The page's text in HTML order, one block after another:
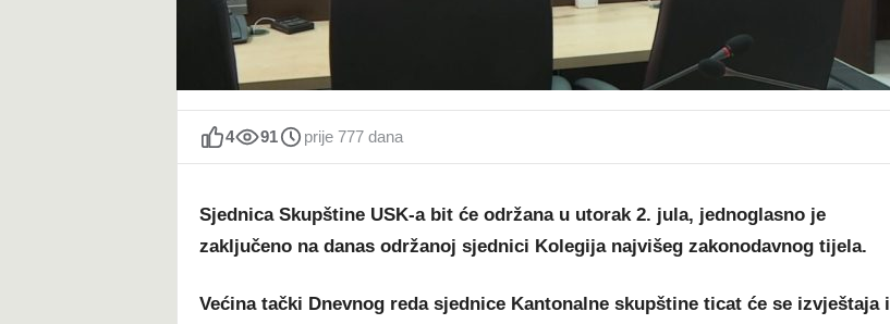
4 91 prije 777 dana
Sjednica Skupštine USK-a bit će održana u utorak 2. jula, jednoglasno je
zaključeno na danas održanoj sjednici Kolegija najvišeg zakonodavnog tijela.
Većina tački Dnevnog reda sjednice Kantonalne skupštine ticat će se izvještaja i